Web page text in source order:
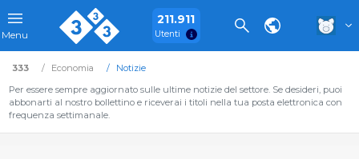
Menu
211.911
Utenti
333 Economia
Notizie
Per essere sempre aggiornato sulle ultime notizie del settore. Se desideri, puoi
abbonarti al nostro bollettino e riceverai i titoli nella tua posta elettronica con
frequenza settimanale.